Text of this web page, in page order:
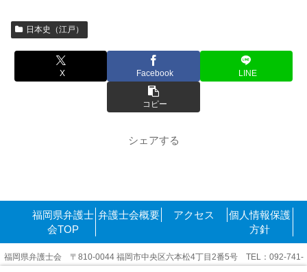
日本史（江戸）
X Facebook LINE
コピー
シェアする
福岡県弁護士
会TOP
弁護士会概要 アクセス
個人情報保護
方針
福岡県弁護士会 〒810-0044 福岡市中央区六本松4丁目2番5号 TEL：092-741-